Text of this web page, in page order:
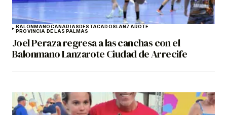
BALONMANOCANARIASDESTACADOSLANZAROTE
PROVINCIA DE LAS PALMAS
Joel Peraza regresa a las canchas con el
Balonmano Lanzarote Ciudad de Arrecife